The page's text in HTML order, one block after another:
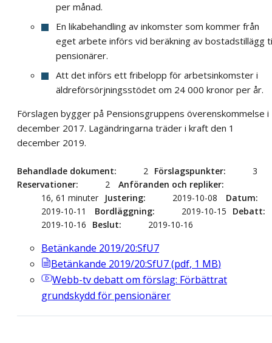
per månad.
En likabehandling av inkomster som kommer från
eget arbete införs vid beräkning av bostadstillägg
pensionärer.
Att det införs ett fribelopp för arbetsinkomster i
äldreförsörjningsstödet om 24 000 kronor per år.
Förslagen bygger på Pensionsgruppens överenskommelse i
december 2017. Lagändringarna träder i kraft den 1
december 2019.
Behandlade dokument 2 Förslagspunkter
3
Reservationer
2
Anföranden och repliker
16, 61 minuter
Justering 2019-10-08
Datum
2019-10-11
Bordläggning 2019-10-15
Debatt
2019-10-16
Beslut 2019-10-16
Betänkande 2019/20:SfU7
Betänkande 2019/20:SfU7(pdf, 1 MB)
Webb-tvdebatt om förslag: Förbättrat
grundskydd för pensionärer